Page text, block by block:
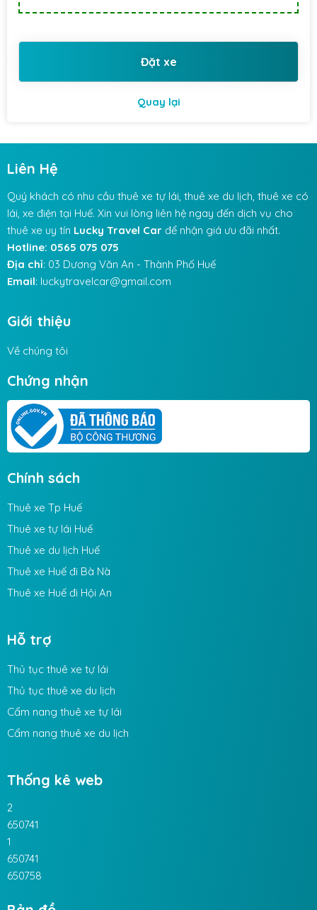
Đặt xe
Quay lại
Liên Hệ
Quý khách có nhu cầu thuê xe tự lái, thuê xe du lịch, thuê xe có
lái, xe điện tại Huế. Xin vui lòng liên hệ ngay đến dịch vụ cho
thuê xe uy tín Lucky Travel Car để nhận giá ưu đãi nhất.
Hotline: 0565 075 075
Địa chỉ: 03 Dương Văn An - Thành Phố Huế
Email: luckytravelcar@gmail.com
Giới thiệu
Về chúng tôi
Chứng nhận
Chính sách
Thuê xe Tp Huế
Thuê xe tự lái Huế
Thuê xe du lịch Huế
Thuê xe Huế đi Bà Nà
Thuê xe Huế đi Hội An
Hỗ trợ
Thủ tục thuê xe tự lái
Thủ tục thuê xe du lịch
Cẩm nang thuê xe tự lái
Cẩm nang thuê xe du lịch
Thống kê web
2
650741
1
650741
650758